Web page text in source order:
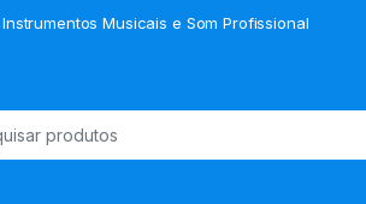
Musicais e Som Profissional